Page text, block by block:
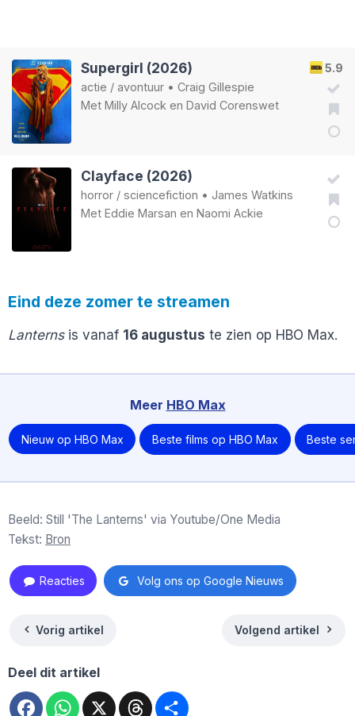
5.9
Supergirl (2026)
actie / avontuur • Craig Gillespie
Met Milly Alcock en David Corenswet
Clayface (2026)
horror / sciencefiction • James Watkins
Met Eddie Marsan en Naomi Ackie
Eind deze zomer te streamen
Lanternsis vanaf 16 augustus te zien op HBO Max.
Meer HBO Max
Nieuw op HBO Max Beste films op HBO Max Beste
Beeld: Still 'The Lanterns' via Youtube/One Media
Tekst: Bron
Reacties Volg ons op Google Nieuws
Vorig artikel Volgend artikel
Deel dit artikel
FacebookWhatsApp
X Threads